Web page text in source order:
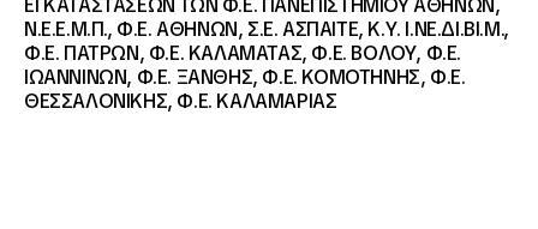
ΕΓΚΑΤΑΣΤΑΣΕΩΝ ΤΩΝ Φ.Ε. ΠΑΝΕΠΙΣΤΗΜΙΟΥ ΑΘΗΝΩΝ,
Ν.Ε.Ε.Μ.Π., Φ.Ε. ΑΘΗΝΩΝ, Σ.Ε. ΑΣΠΑΙΤΕ, Κ.Υ. Ι.ΝΕ.ΔΙ.ΒΙ.Μ.,
Φ.Ε. ΠΑΤΡΩΝ, Φ.Ε. ΚΑΛΑΜΑΤΑΣ, Φ.Ε. ΒΟΛΟΥ, Φ.Ε.
ΙΩΑΝΝΙΝΩΝ, Φ.Ε. ΞΑΝΘΗΣ, Φ.Ε. ΚΟΜΟΤΗΝΗΣ, Φ.Ε.
ΘΕΣΣΑΛΟΝΙΚΗΣ, Φ.Ε. ΚΑΛΑΜΑΡΙΑΣ